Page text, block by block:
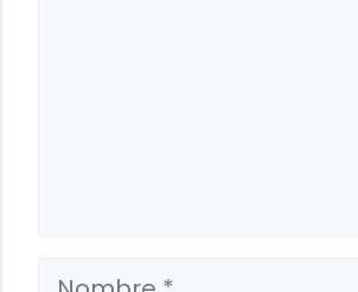
Nombre